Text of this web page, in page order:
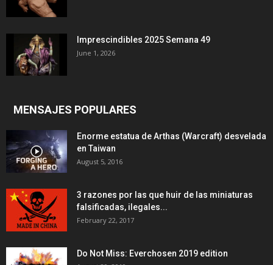
Imprescindibles 2025 Semana 49
June 1, 2026
MENSAJES POPULARES
Enorme estatua de Arthas (Warcraft) desvelada
en Taiwan
August 5, 2016
3 razones por las que huir de las miniaturas
falsificadas, ilegales...
February 22, 2017
Do Not Miss: Everchosen 2019 edition